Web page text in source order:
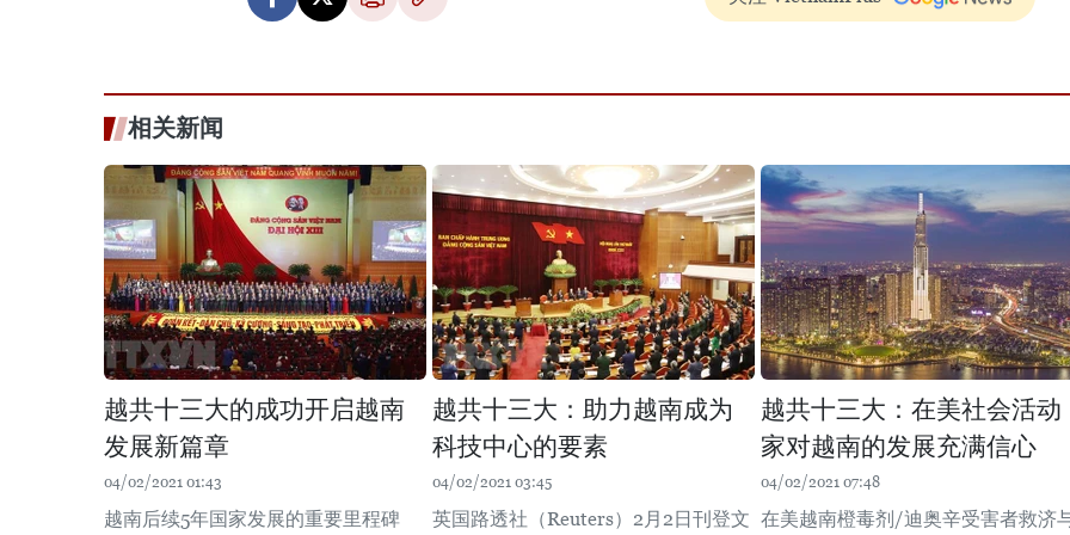
相关新闻
越共十三大的成功开启越南
发展新篇章
04/02/2021 01:43
越南后续5年国家发展的重要里程碑
越共十三大：助力越南成为
科技中心的要素
04/02/2021 03:45
英国路透社（Reuters）2月2日刊登文
越共十三大：在美社会活动
家对越南的发展充满信心
04/02/2021 07:48
在美越南橙毒剂/迪奥辛受害者救济